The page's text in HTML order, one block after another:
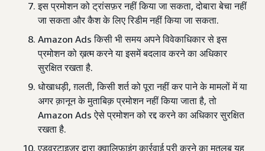
इस प्रमोशन को ट्रांसफ़र नहीं किया जा सकता, दोबारा बेचा नहीं
जा सकता और कैश के लिए रिडीम नहीं किया जा सकता.
Amazon Ads किसी भी समय अपने विवेकाधिकार से इस
प्रमोशन को ख़त्म करने या इसमें बदलाव करने का अधिकार
सुरक्षित रखता है.
धोखाधड़ी, ग़लती, किसी शर्त को पूरा नहीं कर पाने के मामलों में या
अगर क़ानून के मुताबिक़ प्रमोशन नहीं किया जाता है, तो
Amazon Ads ऐसे प्रमोशन को रद्द करने का अधिकार सुरक्षित
रखता है.
एडवरटाइज़र द्वारा क्वालिफ़ाइंग कार्रवाई पूरी करने का मतलब यह